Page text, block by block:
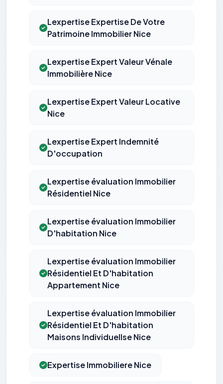
Lexpertise Expertise De Votre
Patrimoine Immobilier Nice
Lexpertise Expert Valeur Vénale
Immobilière Nice
Lexpertise Expert Valeur Locative
Nice
Lexpertise Expert Indemnité
D'occupation
Lexpertise évaluation Immobilier
Résidentiel Nice
Lexpertise évaluation Immobilier
D'habitation Nice
Lexpertise évaluation Immobilier
Résidentiel Et D'habitation
Appartement Nice
Lexpertise évaluation Immobilier
Résidentiel Et D'habitation
Maisons Individuellse Nice
Expertise Immobiliere Nice